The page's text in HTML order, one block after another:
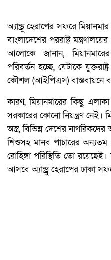
অ্যান্ড্রু হেরাপের সফরে
বাংলাদেশের পররাষ্ট্র
আলোকে জানান,
পরিবর্তন হচ্ছে, যেটাকে
কৌশল (আইপিএস) বাস্তবায়নে
কারণ, মিয়ানমারের কিছু
সরকারের কোনো নিয়ন্ত্রণ নেই।
অস্ত্র, বিভিন্ন দেশের
শিশুসহ মানব পাচারের অন্যতম
রোহিঙ্গা পরিস্থিতি তো
আসবে অ্যান্ড্রু হেরাপের ঢাকা